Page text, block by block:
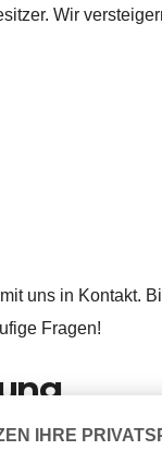
Wir
uns in Kontakt.
Fragen!
2026